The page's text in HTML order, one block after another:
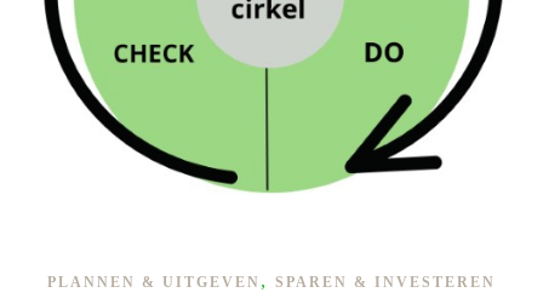
PLANNEN & UITGEVEN , SPAREN & INVESTEREN